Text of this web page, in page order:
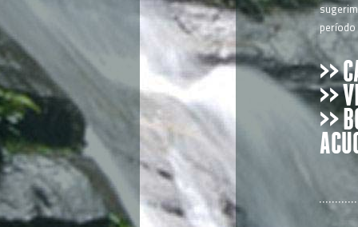
período
>>
>>
>>